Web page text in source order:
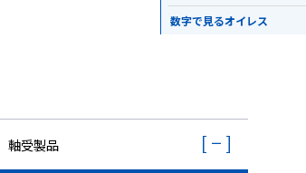
数字で見るオイレス
軸受製品